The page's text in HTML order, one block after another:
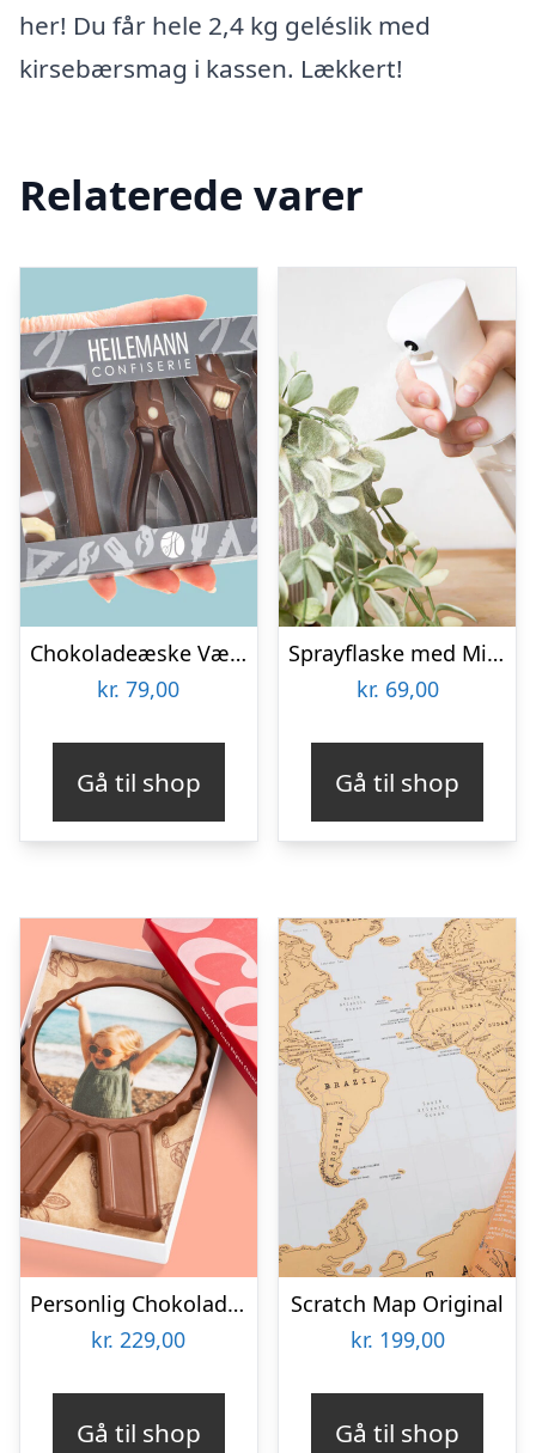
her! Du får hele 2,4 kg geléslik med
kirsebærsmag i kassen. Lækkert!
Relaterede varer
Chokoladeæske Værktøj
kr. 79,00
Gå til shop
Sprayflaske med Mist
kr. 69,00
Gå til shop
Personlig Chokolademedalje med Billede
kr. 229,00
Gå til shop
Scratch Map Original
kr. 199,00
Gå til shop